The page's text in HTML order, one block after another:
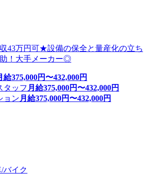
43万円可★設備の保全と量産化の立ち
！大手メーカー◎
給375,000円〜432,000円
タッフ 月給375,000円〜432,000円
ョン 月給375,000円〜432,000円
バイク